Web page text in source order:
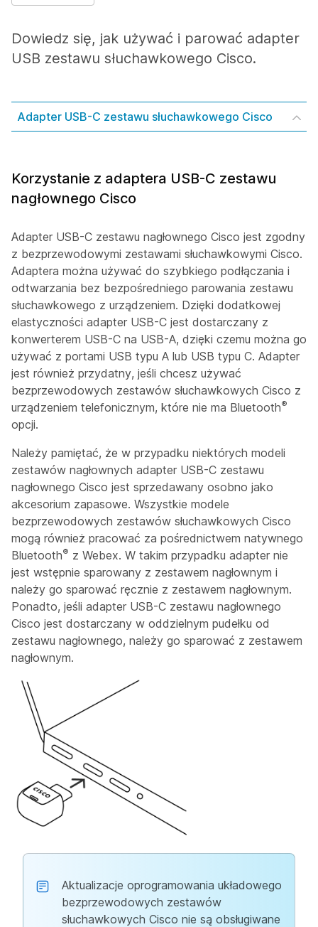
Dowiedz się, jak używać i parować adapter
USB zestawu słuchawkowego Cisco.
Adapter USB-C zestawu słuchawkowego Cisco
Korzystanie z adaptera USB-C zestawu
nagłownego Cisco
Adapter USB-C zestawu nagłownego Cisco jest zgodny
z bezprzewodowymi zestawami słuchawkowymi Cisco.
Adaptera można używać do szybkiego podłączania i
odtwarzania bez bezpośredniego parowania zestawu
słuchawkowego z urządzeniem. Dzięki dodatkowej
elastyczności adapter USB-C jest dostarczany z
konwerterem USB-C na USB-A, dzięki czemu można go
używać z portami USB typu A lub USB typu C. Adapter
jest również przydatny, jeśli chcesz używać
bezprzewodowych zestawów słuchawkowych Cisco z
urządzeniem telefonicznym, które nie ma Bluetooth®
opcji.
Należy pamiętać, że w przypadku niektórych modeli
zestawów nagłownych adapter USB-C zestawu
nagłownego Cisco jest sprzedawany osobno jako
akcesorium zapasowe. Wszystkie modele
bezprzewodowych zestawów słuchawkowych Cisco
mogą również pracować za pośrednictwem natywnego
Bluetooth® z Webex. W takim przypadku adapter nie
jest wstępnie sparowany z zestawem nagłownym i
należy go sparować ręcznie z zestawem nagłownym.
Ponadto, jeśli adapter USB-C zestawu nagłownego
Cisco jest dostarczany w oddzielnym pudełku od
zestawu nagłownego, należy go sparować z zestawem
nagłownym.
Aktualizacje oprogramowania układowego
bezprzewodowych zestawów
słuchawkowych Cisco nie są obsługiwane